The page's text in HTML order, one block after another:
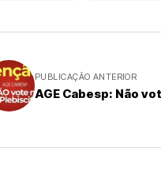
PUBLICAÇÃO ANTERIOR
AGE Cabesp: Não